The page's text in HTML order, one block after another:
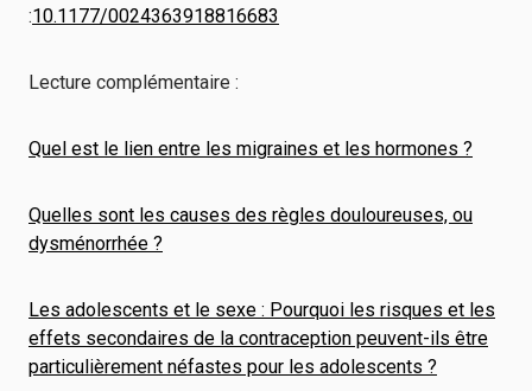
:10.1177/0024363918816683
Lecture complémentaire :
Quel est le lien entre les migraines et les hormones ?
Quelles sont les causes des règles douloureuses, ou
dysménorrhée ?
Les adolescents et le sexe : Pourquoi les risques et les
effets secondaires de la contraception peuvent-ils être
particulièrement néfastes pour les adolescents ?